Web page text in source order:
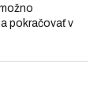
pokračovať v